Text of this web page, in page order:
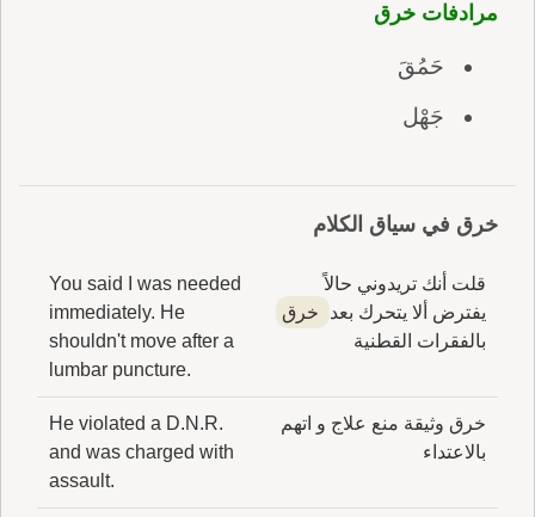
مرادفات خرق
حَمُقَ
جَهْل
خرق في سياق الكلام
قلت أنك تريدوني حالاً
يفترض ألا يتحرك بعد
خرق
بالفقرات القطنية
You said I was needed
immediately. He
shouldn't move after a
lumbar puncture.
خرق وثيقة منع علاج و اتهم
بالاعتداء
He violated a D.N.R.
and was charged with
assault.